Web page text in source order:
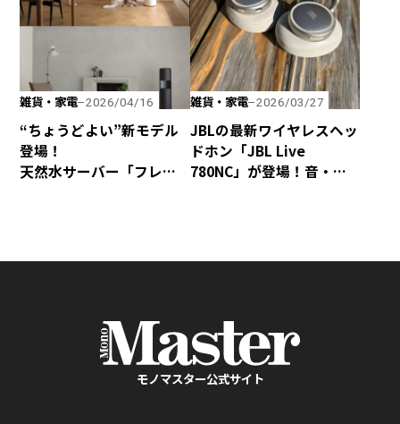
雑貨・家電 2026/04/16
“ちょうどよい”新モデル
登場！
天然水サーバー「フレ
雑貨・家電 2026/03/27
JBLの最新ワイヤレスヘッ
ドホン「JBL Live
780NC」が登場！音・装
モノマスター公式サイト